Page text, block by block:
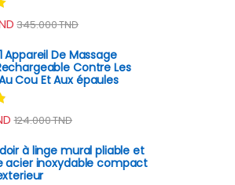
345.000TND
Appareil De Massage
Contre Les
Cou Et Aux épaules
124.000TND
à linge mural pliable et
acier inoxydable compact